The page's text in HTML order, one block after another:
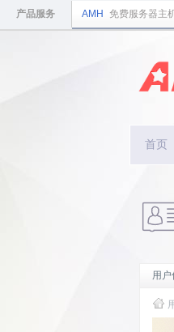
产品服务 AMH 免费服务器主
首页
用户